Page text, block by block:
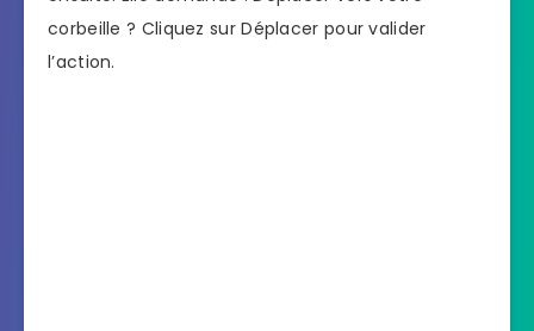
corbeille ? Cliquez sur Déplacer pour valider
l’action.